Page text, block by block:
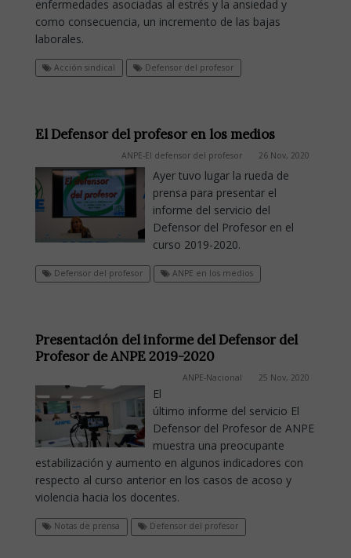
enfermedades asociadas al estrés y la ansiedad y
como consecuencia, un incremento de las bajas
laborales.
Acción sindical Defensor del profesor
El Defensor del profesor en los medios
ANPE-El defensor del profesor 26 Nov, 2020
Ayer tuvo lugar la rueda de
prensa para presentar el
informe del servicio del
Defensor del Profesor en el
curso 2019-2020.
Defensor del profesor ANPE en los medios
Presentación del informe del Defensor del
Profesor de ANPE 2019-2020
ANPE-Nacional 25 Nov, 2020
El
último informe del servicio El
Defensor del Profesor de ANPE
muestra una preocupante
estabilización y aumento en algunos indicadores con
respecto al curso anterior en los casos de acoso y
violencia hacia los docentes.
Notas de prensa Defensor del profesor